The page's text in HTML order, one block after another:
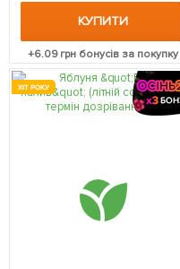
КУПИТИ
+6.09грн бонусів за покупку
ХІТ РОКУ